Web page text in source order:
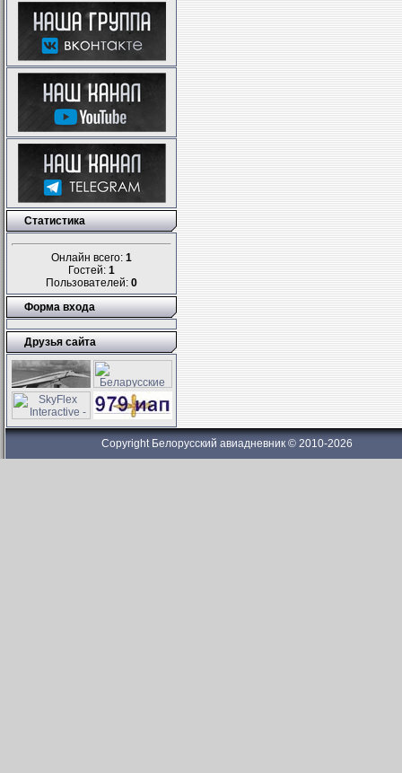
Статистика
Онлайн всего: 1
Гостей: 1
Пользователей: 0
Форма входа
Друзья сайта
Copyright Белорусский авиадневник © 2010-2026